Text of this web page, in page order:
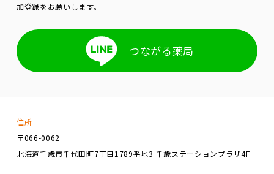
加登録をお願いします。
つながる薬局
住所
〒066-0062
北海道千歳市千代田町7丁目1789番地3 千歳ステーションプラザ4F